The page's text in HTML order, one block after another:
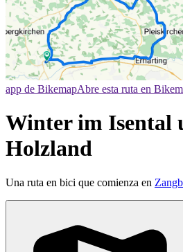
app de BikemapAbre esta ruta en
Winter im Isental
Holzland
Una ruta en bici que comienza en